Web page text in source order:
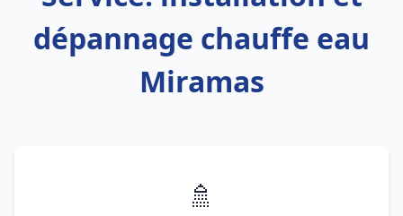
dépannage chauffe eau
Miramas
🚿